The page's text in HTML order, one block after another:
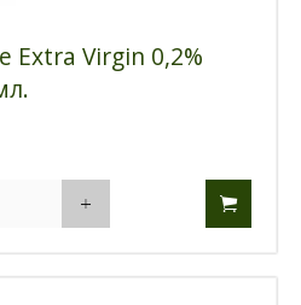
Extra Virgin 0,2%